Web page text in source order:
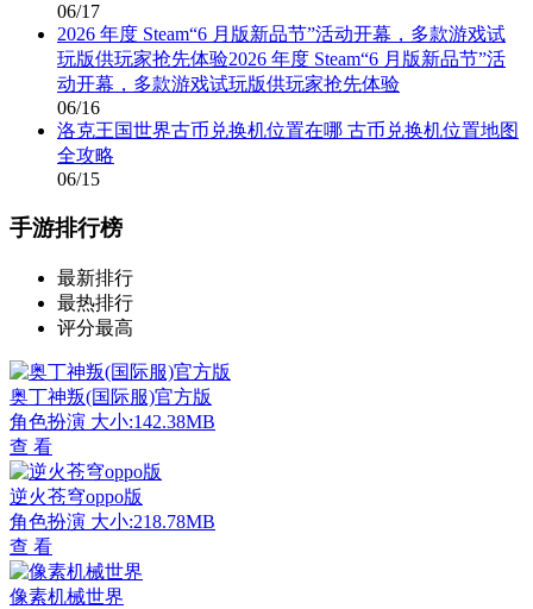
06/17
2026 年度 Steam“6 月版新品节”活动开幕，多款游戏试
玩版供玩家抢先体验2026 年度 Steam“6 月版新品节”活
动开幕，多款游戏试玩版供玩家抢先体验
06/16
洛克王国世界古币兑换机位置在哪 古币兑换机位置地图
全攻略
06/15
手游排行榜
最新排行
最热排行
评分最高
奥丁神叛(国际服)官方版
角色扮演 大小:142.38MB
查 看
逆火苍穹oppo版
角色扮演 大小:218.78MB
查 看
像素机械世界